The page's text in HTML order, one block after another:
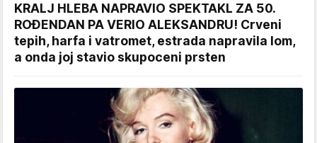
KRALJ HLEBA NAPRAVIO SPEKTAKL ZA 50.
ROĐENDAN PA VERIO ALEKSANDRU! Crveni
tepih, harfa i vatromet, estrada napravila lom,
a onda joj stavio skupoceni prsten